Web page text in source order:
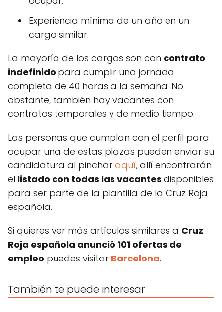
Experiencia mínima de un año en un
cargo similar.
La mayoría de los cargos son con contrato
indefinido para cumplir una jornada
completa de 40 horas a la semana. No
obstante, también hay vacantes con
contratos temporales y de medio tiempo.
Las personas que cumplan con el perfil para
ocupar una de estas plazas pueden enviar su
candidatura al pinchar aquí, allí encontrarán
el listado con todas las vacantes disponibles
para ser parte de la plantilla de la Cruz Roja
española.
Si quieres ver más artículos similares a Cruz
Roja española anunció 101 ofertas de
empleo puedes visitar Barcelona.
También te puede interesar